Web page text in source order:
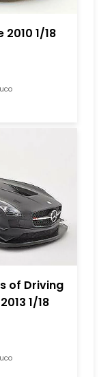
1/18
of Driving
1/18